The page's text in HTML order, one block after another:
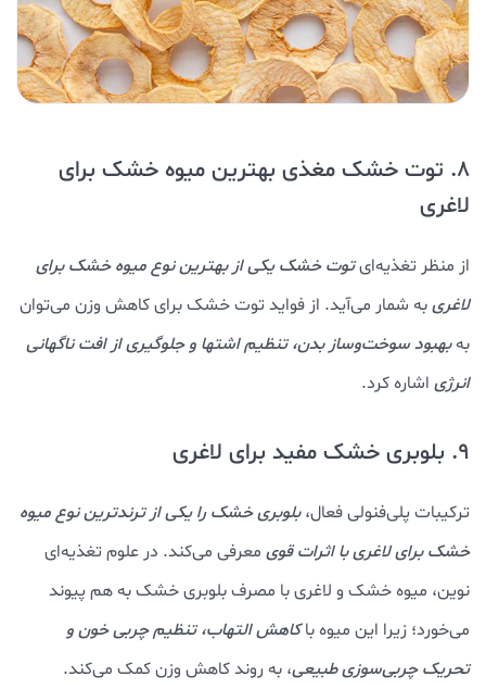
8. توت خشک مغذی بهترین میوه خشک برای
لاغری
از منظر تغذیه‌ایتوت خشک یکی از بهترین نوع میوه خشک برای
لاغریبه شمار می‌آید. از فواید توت خشک برای کاهش وزن می‌توان
بهبهبود سوخت‌وساز بدن، تنظیم اشتها و جلوگیری از افت ناگهانی
انرژی اشاره کرد.
9. بلوبری خشک مفید برای لاغری
ترکیبات پلی‌فنولی فعال،بلوبری خشک را یکی از ترندترین نوع میوه
خشک برای لاغری با اثرات قوی معرفی می‌کند. در علوم تغذیه‌ای
نوین، میوه خشک و لاغری با مصرف بلوبری خشک به هم پیوند
می‌خورد؛ زیرا این میوه باکاهش التهاب، تنظیم چربی خون و
تحریک چربی‌سوزی طبیعی، به روند کاهش وزن کمک می‌کند.